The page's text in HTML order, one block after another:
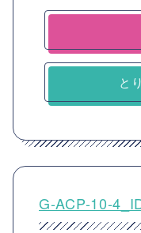
と
G-ACP-10-